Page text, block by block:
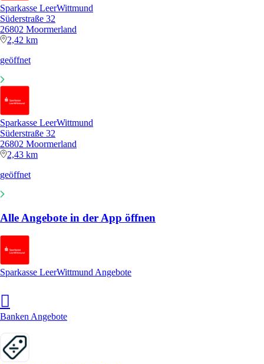
Sparkasse LeerWittmund
Süderstraße 32
26802 Moormerland
2,42 km
geöffnet
Sparkasse LeerWittmund
Süderstraße 32
26802 Moormerland
2,43 km
geöffnet
Alle Angebote in der App öffnen
Sparkasse LeerWittmund Angebote
Banken Angebote